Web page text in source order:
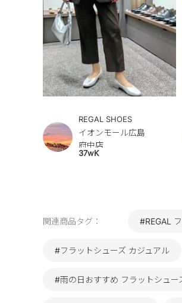
REGAL SHOES
イオンモール広島
府中店
37wK
関連商品タグ： #REGAL
#フラットシューズ カジュアル
#雨の日おすすめ フラットシュー